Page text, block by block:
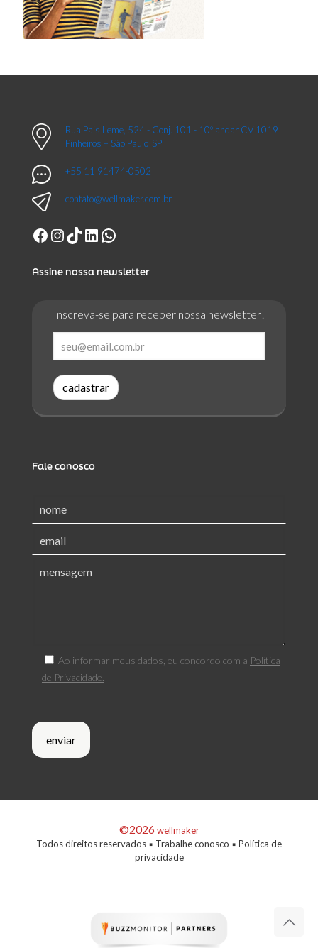
Rua Pais Leme, 524 - Conj. 101 - 10º andar CV 1019
Pinheiros – São Paulo|SP
+55 11 91474-0502
contato@wellmaker.com.br
Facebook
Instagram
TikTok
LinkedIn
WhatsApp
Assine nossa newsletter
Inscreva-se para receber nossa newsletter!
cadastrar
Fale conosco
Ao informar meus dados, eu concordo com a Política
de Privacidade.
©2026wellmaker
Todos direitos reservados ▪ Trabalhe conosco ▪ Política de
privacidade